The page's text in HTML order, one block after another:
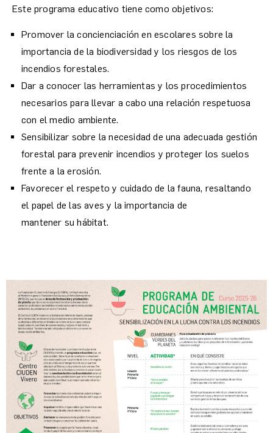
Este programa educativo tiene como objetivos:
Promover la concienciación en escolares sobre la
importancia de la biodiversidad y los riesgos de los
incendios forestales.
Dar a conocer las herramientas y los procedimientos
necesarios para llevar a cabo una relación respetuosa
con el medio ambiente.
Sensibilizar sobre la necesidad de una adecuada gestión
forestal para prevenir incendios y proteger los suelos
frente a la erosión.
Favorecer el respeto y cuidado de la fauna, resaltando
el papel de las aves y la importancia de
mantener su hábitat.